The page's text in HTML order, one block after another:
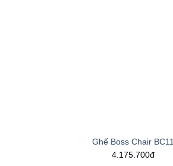
Ghế Boss Chair BC11
4.175.700đ